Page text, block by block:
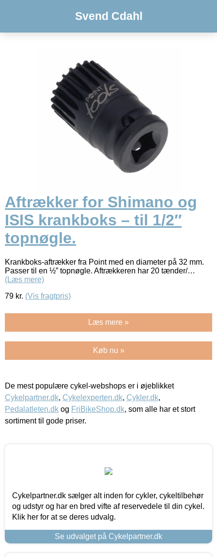
Svend Cdahl
Aftrækker for Shimano og
ISIS krankboks – til 1/2″
topnøgle.
Krankboks-aftrækker fra Point med en diameter på 32 mm.
Passer til en ½” topnøgle. Aftrækkeren har 20 tænder/…
(Læs mere)
79 kr. (Vis fragtpris)
Læs mere »
Køb nu »
De mest populære cykel-webshops er i øjeblikket
Cykelpartner.dk, Cykelexperten.dk, Cykler.dk,
Pedalatleten.dk og FriBikeShop.dk, som alle har et stort
sortiment til gode priser.
Cykelpartner.dk sælger alt inden for cykler, cykeltilbehør
og udstyr og har en bred vifte af reservedele til din cykel.
Klik her for at se deres udvalg.
Se udvalget på Cykelpartner.dk